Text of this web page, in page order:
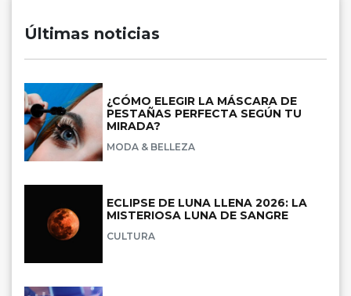
Últimas noticias
¿CÓMO ELEGIR LA MÁSCARA DE
PESTAÑAS PERFECTA SEGÚN TU
MIRADA?
MODA & BELLEZA
ECLIPSE DE LUNA LLENA 2026: LA
MISTERIOSA LUNA DE SANGRE
CULTURA